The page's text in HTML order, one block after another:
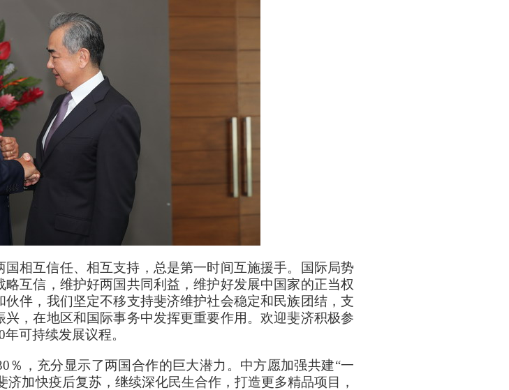
相互信任、相互支持，总是第一时间互施援手。国际局势
互信，维护好两国共同利益，维护好发展中国家的正当权
伴，我们坚定不移支持斐济维护社会稳定和民族团结，支
，在地区和国际事务中发挥更重要作用。欢迎斐济积极参
可持续发展议程。
％，充分显示了两国合作的巨大潜力。中方愿加强共建“一
济加快疫后复苏，继续深化民生合作，打造更多精品项目，